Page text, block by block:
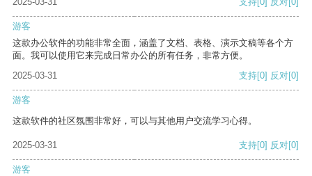
游客
这款办公软件的功能非常全面，涵盖了文档、表格、演示文稿等各个方
面。我可以使用它来完成日常办公的所有任务，非常方便。
2025-03-31
支持[0] 反对[0]
游客
这款软件的社区氛围非常好，可以与其他用户交流学习心得。
2025-03-31 支持[0] 反对[0]
游客